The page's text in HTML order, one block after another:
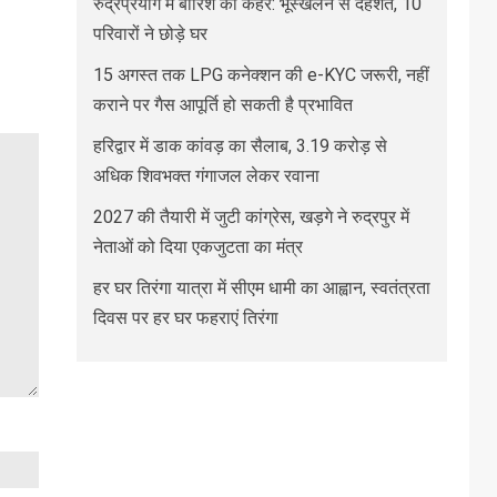
परिवारों ने छोड़े घर
15 अगस्त तक LPG कनेक्शन की e-KYC जरूरी, नहीं
कराने पर गैस आपूर्ति हो सकती है प्रभावित
हरिद्वार में डाक कांवड़ का सैलाब, 3.19 करोड़ से
अधिक शिवभक्त गंगाजल लेकर रवाना
2027 की तैयारी में जुटी कांग्रेस, खड़गे ने रुद्रपुर में
नेताओं को दिया एकजुटता का मंत्र
हर घर तिरंगा यात्रा में सीएम धामी का आह्वान, स्वतंत्रता
दिवस पर हर घर फहराएं तिरंगा